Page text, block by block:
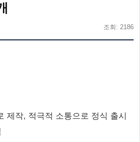
조회: 2186
제작, 적극적 소통으로 정식 출시